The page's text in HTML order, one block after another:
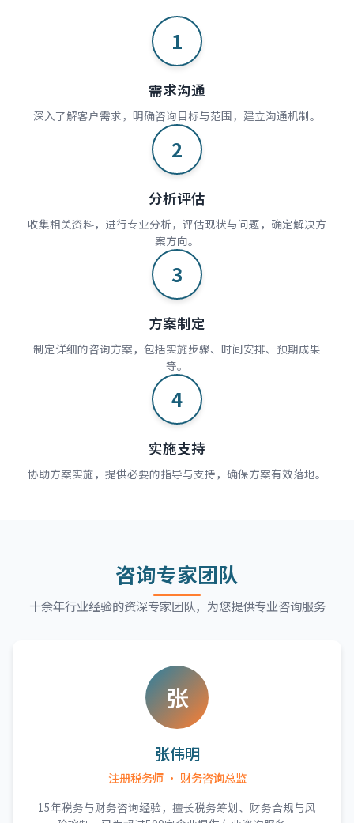
1
需求沟通
深入了解客户需求，明确咨询目标与范围，建立沟通机制。
2
分析评估
收集相关资料，进行专业分析，评估现状与问题，确定解决方
案方向。
3
方案制定
制定详细的咨询方案，包括实施步骤、时间安排、预期成果
等。
4
实施支持
协助方案实施，提供必要的指导与支持，确保方案有效落地。
咨询专家团队
十余年行业经验的资深专家团队，为您提供专业咨询服务
张
张伟明
注册税务师 · 财务咨询总监
15年税务与财务咨询经验，擅长税务筹划、财务合规与风